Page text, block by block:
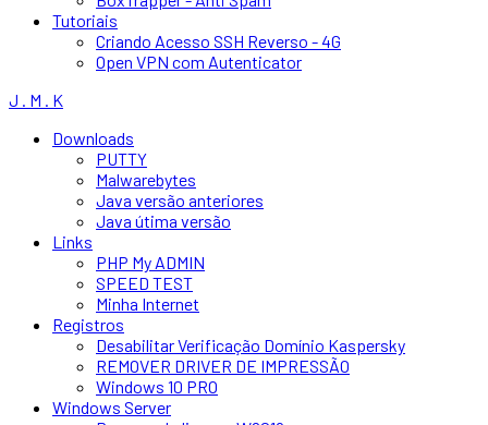
Tutoriais
Criando Acesso SSH Reverso - 4G
Open VPN com Autenticator
J . M . K
Downloads
PUTTY
Malwarebytes
Java versão anteriores
Java útima versão
Links
PHP My ADMIN
SPEED TEST
Minha Internet
Registros
Desabilitar Verificação Domínio Kaspersky
REMOVER DRIVER DE IMPRESSÃO
Windows 10 PRO
Windows Server